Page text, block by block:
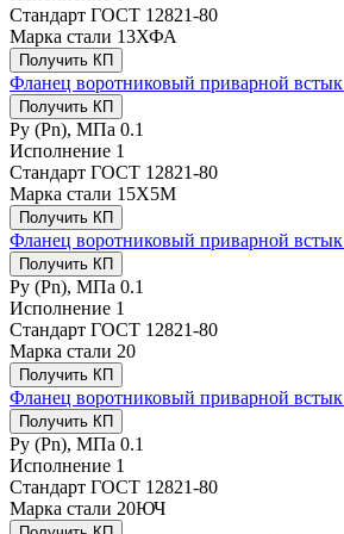
Стандарт ГОСТ 12821-80
Марка стали 13ХФА
Получить КП
Фланец воротниковый приварной
Получить КП
Ру (Рn), МПа 0.1
Исполнение 1
Стандарт ГОСТ 12821-80
Марка стали 15Х5М
Получить КП
Фланец воротниковый приварной
Получить КП
Ру (Рn), МПа 0.1
Исполнение 1
Стандарт ГОСТ 12821-80
Марка стали 20
Получить КП
Фланец воротниковый приварной
Получить КП
Ру (Рn), МПа 0.1
Исполнение 1
Стандарт ГОСТ 12821-80
Марка стали 20ЮЧ